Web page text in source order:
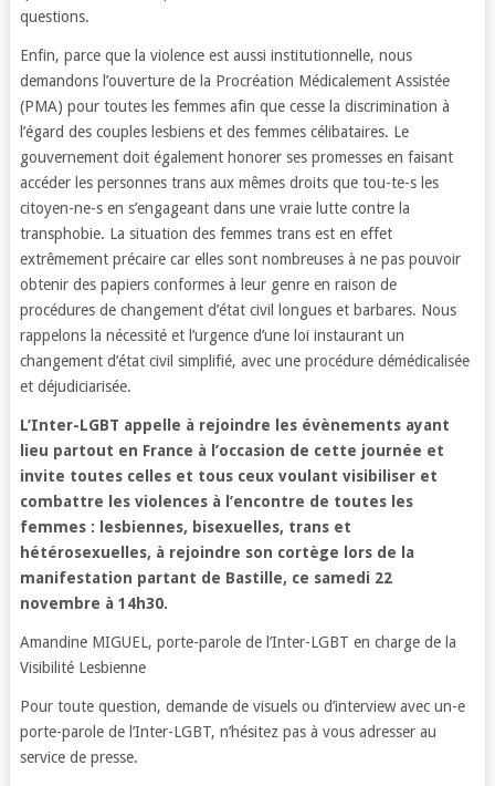
questions.
Enfin, parce que la violence est aussi institutionnelle, nous
demandons l’ouverture de la Procréation Médicalement Assistée
(PMA) pour toutes les femmes afin que cesse la discrimination à
l’égard des couples lesbiens et des femmes célibataires. Le
gouvernement doit également honorer ses promesses en faisant
accéder les personnes trans aux mêmes droits que tou-te-s les
citoyen-ne-s en s’engageant dans une vraie lutte contre la
transphobie. La situation des femmes trans est en effet
extrêmement précaire car elles sont nombreuses à ne pas pouvoir
obtenir des papiers conformes à leur genre en raison de
procédures de changement d’état civil longues et barbares. Nous
rappelons la nécessité et l’urgence d’une loi instaurant un
changement d’état civil simplifié, avec une procédure démédicalisée
et déjudiciarisée.
L’Inter-LGBT appelle à rejoindre les évènements ayant
lieu partout en France à l’occasion de cette journée et
invite toutes celles et tous ceux voulant visibiliser et
combattre les violences à l’encontre de toutes les
femmes : lesbiennes, bisexuelles, trans et
hétérosexuelles, à rejoindre son cortège lors de la
manifestation partant de Bastille, ce samedi 22
novembre à 14h30.
Amandine MIGUEL, porte-parole de l’Inter-LGBT en charge de la
Visibilité Lesbienne
Pour toute question, demande de visuels ou d’interview avec un-e
porte-parole de l’Inter-LGBT, n’hésitez pas à vous adresser au
service de presse.